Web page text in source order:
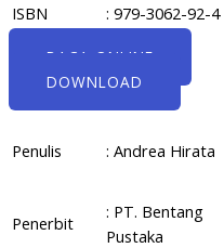
ISBN : 979-3062-92-4
BACA ONLINE
DOWNLOAD
Penulis : Andrea Hirata
Penerbit
: PT. Bentang
Pustaka